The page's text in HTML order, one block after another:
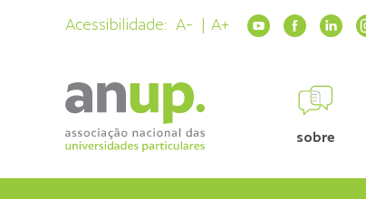
Acessibilidade: A- A+
sobre